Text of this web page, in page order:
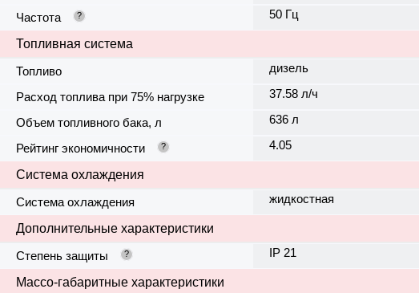
Частота ? 50 Гц
Топливная система
Топливо
дизель
Расход топлива при 75% нагрузке 37.58 л/ч
Объем топливного бака, л 636 л
Рейтинг экономичности ? 4.05
Система охлаждения
Система охлаждения
жидкостная
Дополнительные характеристики
Степень защиты
? IP 21
Массо-габаритные характеристики